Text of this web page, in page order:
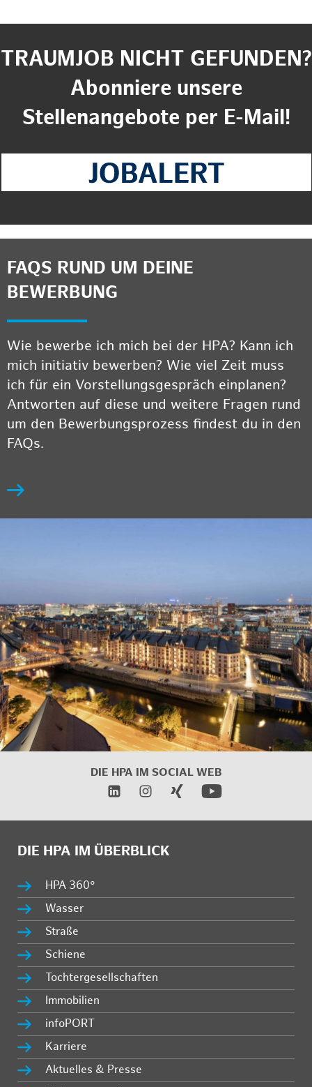
TRAUMJOB NICHT GEFUNDEN?
Abonniere unsere
Stellenangebote per E-Mail!
FAQS RUND UM DEINE
BEWERBUNG
Wie bewerbe ich mich bei der HPA? Kann ich
mich initiativ bewerben? Wie viel Zeit muss
ich für ein Vorstellungsgespräch einplanen?
Antworten auf diese und weitere Fragen rund
um den Bewerbungsprozess findest du in den
FAQs.
DIE HPA IM SOCIAL WEB
DIE HPA IM ÜBERBLICK
HPA 360°
Wasser
Straße
Schiene
Tochtergesellschaften
Immobilien
infoPORT
Karriere
Aktuelles & Presse